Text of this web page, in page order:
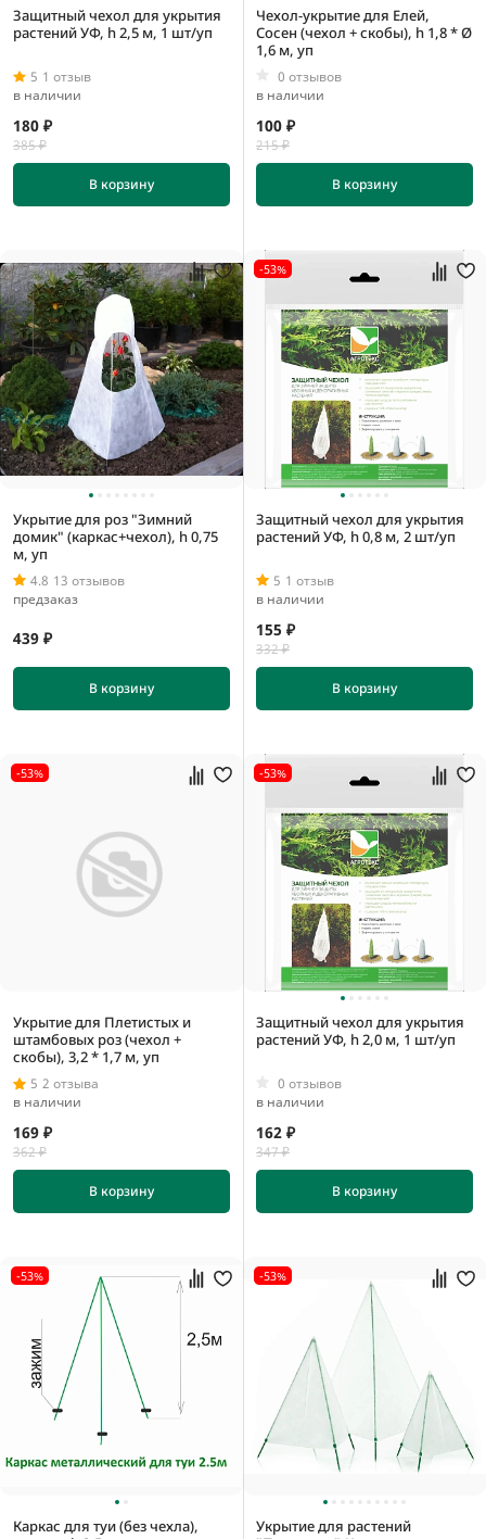
Защитный чехол для укрытия
растений УФ, h 2,5 м, 1 шт/уп
5 1 отзыв
в наличии
180 ₽
385 ₽
В корзину
Чехол-укрытие для Елей,
Сосен (чехол + скобы), h 1,8 * Ø
1,6 м, уп
0 отзывов
в наличии
100 ₽
215 ₽
В корзину
Укрытие для роз "Зимний
домик" (каркас+чехол), h 0,75
м, уп
4.8 13 отзывов
предзаказ
439 ₽
В корзину
-53%
Защитный чехол для укрытия
растений УФ, h 0,8 м, 2 шт/уп
5 1 отзыв
в наличии
155 ₽
332 ₽
В корзину
-53%
Укрытие для Плетистых и
штамбовых роз (чехол +
скобы), 3,2 * 1,7 м, уп
5 2 отзыва
в наличии
169 ₽
362 ₽
В корзину
-53%
Защитный чехол для укрытия
растений УФ, h 2,0 м, 1 шт/уп
0 отзывов
в наличии
162 ₽
347 ₽
В корзину
-53%
Каркас для туи (без чехла),
-53%
Укрытие для растений